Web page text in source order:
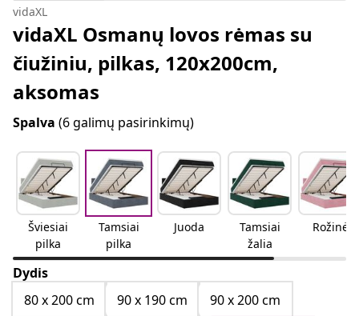
vidaXL
vidaXL Osmanų lovos rėmas su
čiužiniu, pilkas, 120x200cm,
aksomas
Spalva (6 galimų pasirinkimų)
Šviesiai
pilka
Tamsiai
pilka
Juoda
Tamsiai
žalia
Rožinė
Dydis
80 x 200 cm
90 x 190 cm
90 x 200 cm